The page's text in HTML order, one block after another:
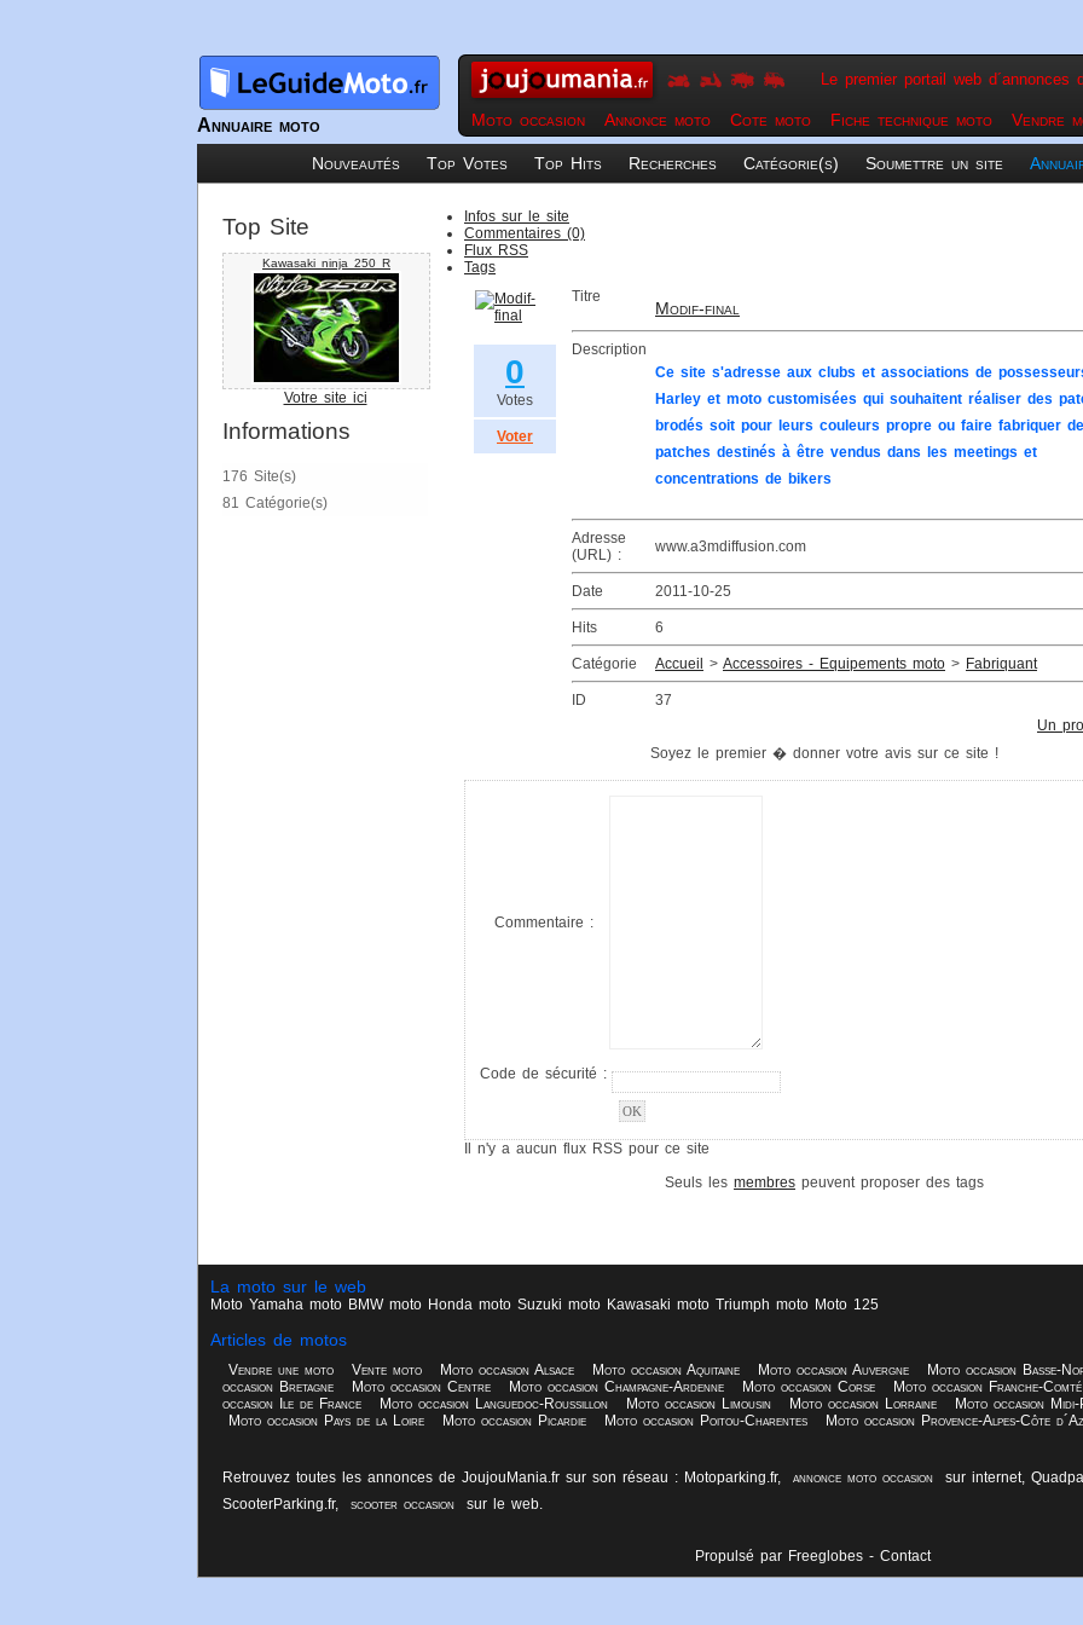
Annuaire moto
Le premier portail web d´annonces
Moto occasion Annonce moto Cote moto Fiche technique moto Vendre
Nouveautés Top Votes Top Hits Recherches Catégorie(s) Soumettre un site
Top Site
Kawasaki ninja 250 R
Votre site ici
Informations
176 Site(s)
81 Catégorie(s)
Infos sur le site
Commentaires (0)
Flux RSS
Tags
0
Votes
Voter
Titre
Modif-final
Description
Ce site s'adresse aux clubs et associations de
Harley et moto customisées qui souhaitent réaliser des
brodés soit pour leurs couleurs propre ou faire fabriquer
patches destinés à être vendus dans les meetings et
concentrations de bikers
Adresse
(URL) :
www.a3mdiffusion.com
Date 2011-10-25
Hits 6
Catégorie Accueil > Accessoires - Equipements moto > Fabriquant
ID
37
Un
Soyez le premier � donner votre avis sur ce site !
Commentaire :
Code de sécurité :
Il n'y a aucun flux RSS pour ce site
Seuls les membres peuvent proposer des tags
La moto sur le web
Moto Yamaha moto BMW moto Honda moto Suzuki moto Kawasaki moto Triumph moto Moto 125
Articles de motos
Vendre une moto Vente moto Moto occasion Alsace Moto occasion Aquitaine Moto occasion Auvergne Moto occasion Basse-
occasion Bretagne
Moto occasion Centre Moto occasion Champagne-Ardenne Moto occasion Corse Moto occasion Franche-Comté
occasion Ile de France
Moto occasion Languedoc-Roussillon Moto occasion Limousin Moto occasion Lorraine Moto occasion Midi-
Moto occasion Pays de la Loire
Moto occasion Picardie Moto occasion Poitou-Charentes Moto occasion Provence-Alpes-Côte
Retrouvez toutes les annonces de JoujouMania.fr sur son réseau : Motoparking.fr, annonce moto occasion sur internet,
ScooterParking.fr,
scooter occasion sur le web.
Propulsé par Freeglobes - Contact